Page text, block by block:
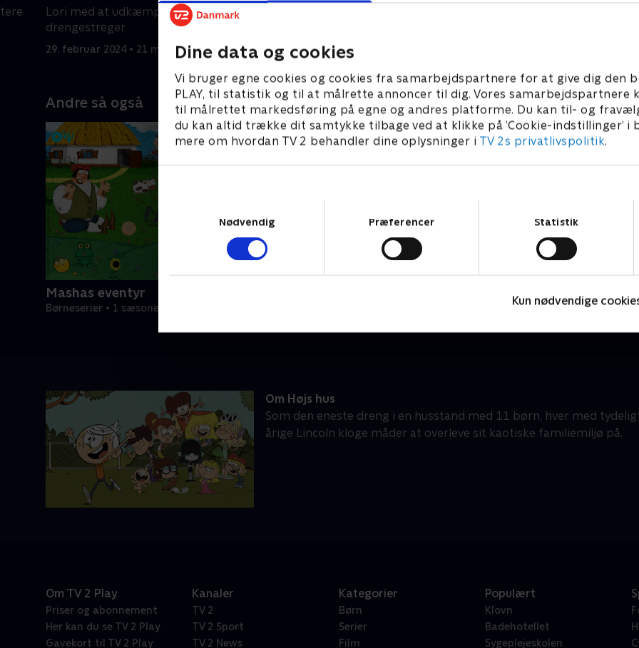
Dine data og cookies
Vi bruger egne cookies og cookies fra samarbejdspartnere for at give dig den
PLAY, til statistik og til at målrette annoncer til dig. Vores samarbejdspartnere
til målrettet markedsføring på egne og andres platforme. Du kan til- og
du kan altid trække dit samtykke tilbage ved at klikke på ’Cookie-indstillinger’ i
mere om hvordan TV 2 behandler dine oplysninger i TV 2s privatlivspolitik.
Nødvendig
Præferencer Statistik
Kun nødvendige
Lori med at udkæmpe en krig på
drengestreger
29. februar 2024 • 21 min
Andre så også
Mashas eventyr
Børneserier • 1 sæsoner
Om Højs hus
Som den eneste dreng i en husstand med 11 børn, hver med
årige Lincoln kloge måder at overleve sit kaotiske familiemiljø på.
Om TV 2 Play
Priser og abonnement
Her kan du se TV 2 Play
Gavekort til TV 2 Play
Kanaler
TV 2
TV 2 Sport
TV 2 News
Kategorier
Børn
Serier
Film
Populært
Klovn
Badehotellet
Sygeplejeskolen